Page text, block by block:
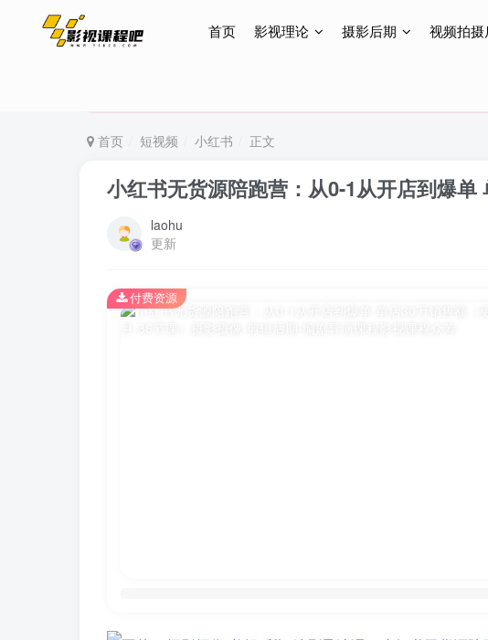
首页 影视理论 摄影后期 视频拍摄
特惠终身会员299元，网站所有内容都可观看，终身免费更新
首页 短视频 小红书 正文
小红书无货源陪跑营：从0-1从开店到爆单
laohu
更新
付费资源